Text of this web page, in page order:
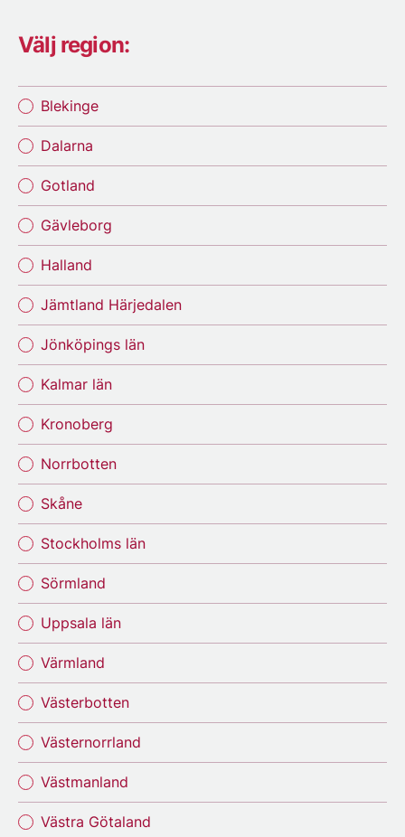
Välj region:
Blekinge
Dalarna
Gotland
Gävleborg
Halland
Jämtland Härjedalen
Jönköpings län
Kalmar län
Kronoberg
Norrbotten
Skåne
Stockholms län
Sörmland
Uppsala län
Värmland
Västerbotten
Västernorrland
Västmanland
Västra Götaland